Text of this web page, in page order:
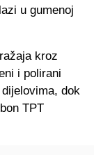
u gumenoj
kroz
i polirani
dok
TPT